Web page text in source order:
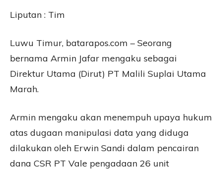
Liputan : Tim
Luwu Timur, batarapos.com – Seorang
bernama Armin Jafar mengaku sebagai
Direktur Utama (Dirut) PT Malili Suplai Utama
Marah.
Armin mengaku akan menempuh upaya hukum
atas dugaan manipulasi data yang diduga
dilakukan oleh Erwin Sandi dalam pencairan
dana CSR PT Vale pengadaan 26 unit